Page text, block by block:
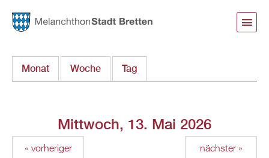
Monat Woche Tag
Mittwoch, 13. Mai 2026
« vorheriger nächster »